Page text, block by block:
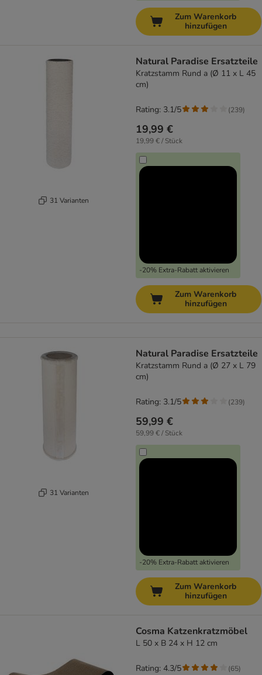
Zum Warenkorb
hinzufügen
31 Varianten
Natural Paradise Ersatzteile
Kratzstamm Rund a (Ø 11 x L 45
cm)
19,99 €
19,99 € / Stück
-20% Extra-Rabatt aktivieren
Rating: 3.1/5 (239)
Zum Warenkorb
hinzufügen
31 Varianten
Natural Paradise Ersatzteile
Kratzstamm Rund a (Ø 27 x L 79
cm)
59,99 €
59,99 € / Stück
-20% Extra-Rabatt aktivieren
Rating: 3.1/5 (239)
Zum Warenkorb
hinzufügen
Cosma Katzenkratzmöbel
L 50 x B 24 x H 12 cm
Rating: 4.3/5 (65)